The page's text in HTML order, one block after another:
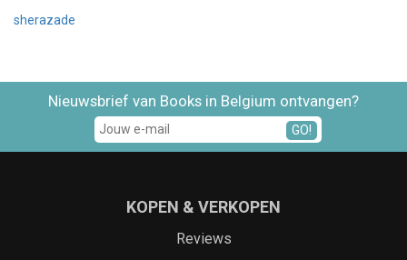
sherazade
Nieuwsbrief van Books in Belgium ontvangen?
GO!
KOPEN & VERKOPEN
Reviews